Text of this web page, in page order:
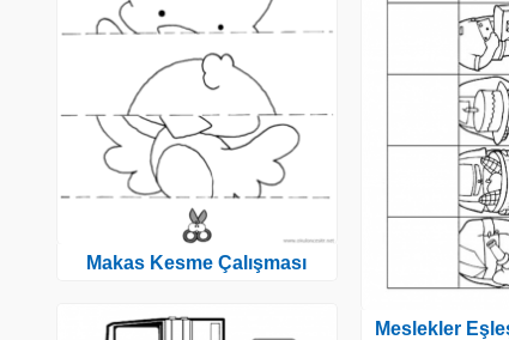
Makas Kesme Çalışması
Meslekler